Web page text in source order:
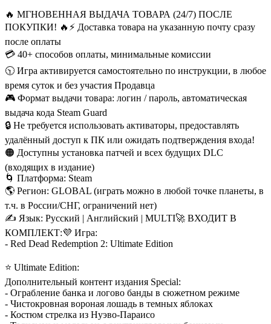
🔥 МГНОВЕННАЯ ВЫДАЧА ТОВАРА (24/7) ПОСЛЕ
ПОКУПКИ! 🔥 ⚡ Доставка товара на указанную почту сразу
после оплаты
💳 40+ способов оплаты, минимальные комиссии
🕥 Игра активируется самостоятельно по инструкции, в любое
время суток и без участия Продавца
🎮 Формат выдачи товара: логин / пароль, автоматическая
выдача кода Steam Guard
🔒 Не требуется использовать активаторы, предоставлять
удалённый доступ к ПК или ожидать подтверждения входа!
🟠 Доступны установка патчей и всех будущих DLC
(входящих в издание)
🌀 Платформа: Steam
🌎 Регион: GLOBAL (играть можно в любой точке планеты, в
т.ч. в России/СНГ, ограничений нет)
✍ Язык: Русский | Английский | MULTI🚀 ВХОДИТ В
КОМПЛЕКТ:💜 Игра:
- Red Dead Redemption 2: Ultimate Edition
⭐ Ultimate Edition:
Дополнительный контент издания Special:
- Ограбление банка и логово банды в сюжетном режиме
- Чистокровная вороная лошадь в темных яблоках
- Костюм стрелка из Нуэво-Параисо